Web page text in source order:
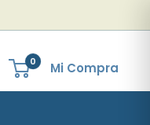
0 Mi Compra